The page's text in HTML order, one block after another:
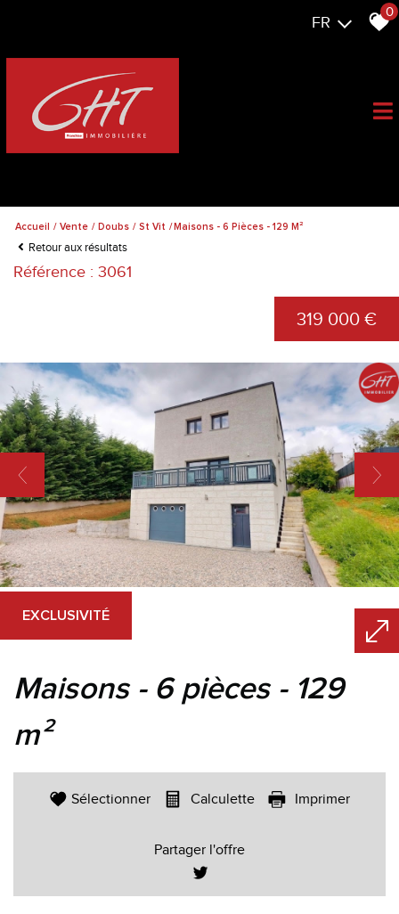
FR
0
Accueil Vente Doubs St Vit Maisons - 6 Pièces - 129 M²
Retour aux résultats
Référence : 3061
EXCLUSIVITÉ
319 000 €
maisons - 6 pièces - 129
m²
Sélectionner Calculette Imprimer
Partager l'offre